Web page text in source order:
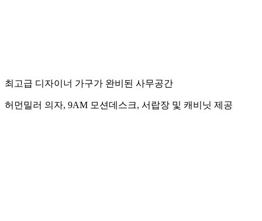
최고급 디자이너 가구가 완비된 사무공간
허먼밀러 의자, 9AM 모션데스크, 서랍장 및 캐비닛 제공